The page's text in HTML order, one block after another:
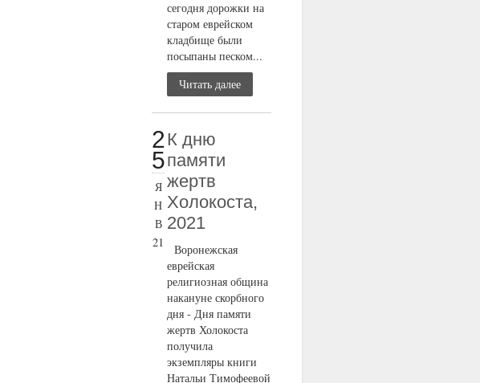
сегодня дорожки на
старом еврейском
кладбище были
посыпаны песком...
Читать далее
2
5
Я
Н
В
21
К дню
памяти
жертв
Холокоста,
2021
Воронежская
еврейская
религиозная община
накануне скорбного
дня - Дня памяти
жертв Холокоста
получила
экземпляры книги
Натальи Тимофеевой